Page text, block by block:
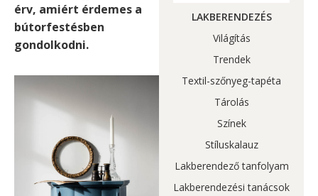
érv, amiért érdemes a
bútorfestésben
gondolkodni.
LAKBERENDEZÉS
Világítás
Trendek
Textil-szőnyeg-tapéta
Tárolás
Színek
Stíluskalauz
Lakberendező tanfolyam
Lakberendezési tanácsok